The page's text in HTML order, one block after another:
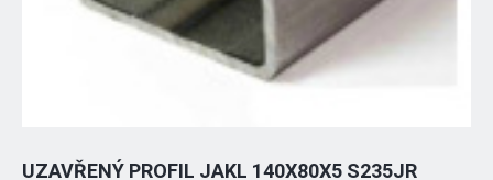
UZAVŘENÝ PROFIL JAKL 140X80X5 S235JR